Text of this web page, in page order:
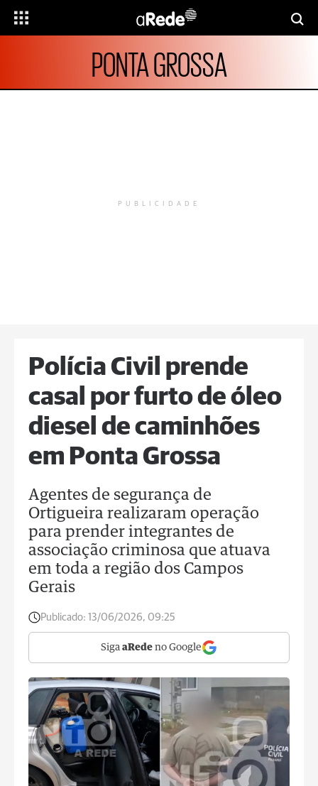
PONTA GROSSA
PUBLICIDADE
Polícia Civil prende
casal por furto de óleo
diesel de caminhões
em Ponta Grossa
Agentes de segurança de
Ortigueira realizaram operação
para prender integrantes de
associação criminosa que atuava
em toda a região dos Campos
Gerais
Publicado: 13/06/2026, 09:25
Siga aRede no Google